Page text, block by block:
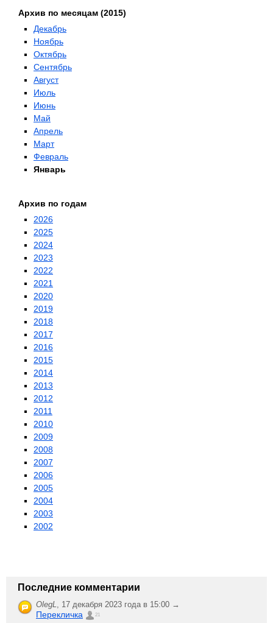
Архив по месяцам (2015)
Декабрь
Ноябрь
Октябрь
Сентябрь
Август
Июль
Июнь
Май
Апрель
Март
Февраль
Январь
Архив по годам
2026
2025
2024
2023
2022
2021
2020
2019
2018
2017
2016
2015
2014
2013
2012
2011
2010
2009
2008
2007
2006
2005
2004
2003
2002
Последние комментарии
OlegL, 17 декабря 2023 года в 15:00 →
Перекличка 21